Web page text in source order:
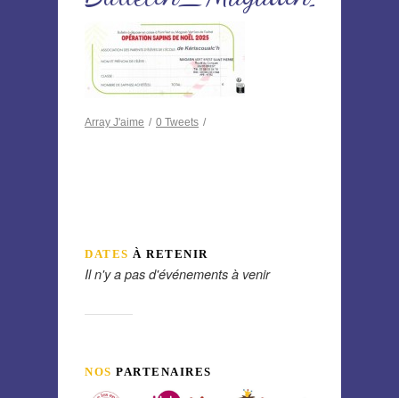
Array J'aime / 0 Tweets /
DATES À RETENIR
Il n'y a pas d'événements à venir
NOS PARTENAIRES